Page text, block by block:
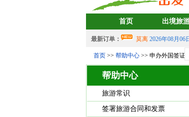
首页 出境旅
最新订单： 莫离 2026年08月06
2026年08
2026年07月30日
2026年07月30日
首页 >> 帮助中心 >> 申办外国签证
帮助中心
旅游常识
签署旅游合同和发票